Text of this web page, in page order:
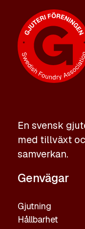
En svensk
med tillväxt
samverkan.
Genvägar
Gjutning
Hållbarhet